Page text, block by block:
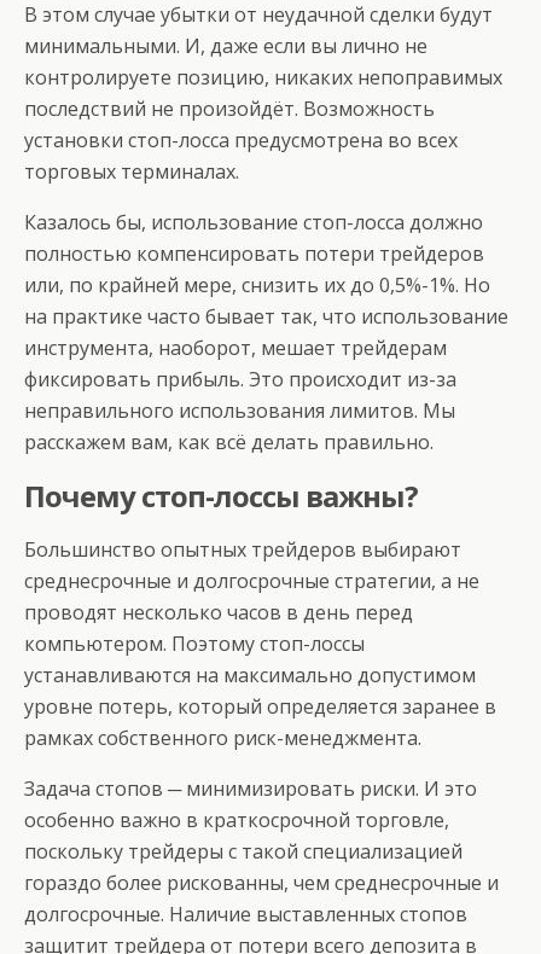
В этом случае убытки от неудачной сделки будут
минимальными. И, даже если вы лично не
контролируете позицию, никаких непоправимых
последствий не произойдёт. Возможность
установки стоп-лосса предусмотрена во всех
торговых терминалах.
Казалось бы, использование стоп-лосса должно
полностью компенсировать потери трейдеров
или, по крайней мере, снизить их до 0,5%-1%. Но
на практике часто бывает так, что использование
инструмента, наоборот, мешает трейдерам
фиксировать прибыль. Это происходит из-за
неправильного использования лимитов. Мы
расскажем вам, как всё делать правильно.
Почему стоп-лоссы важны?
Большинство опытных трейдеров выбирают
среднесрочные и долгосрочные стратегии, а не
проводят несколько часов в день перед
компьютером. Поэтому стоп-лоссы
устанавливаются на максимально допустимом
уровне потерь, который определяется заранее в
рамках собственного риск-менеджмента.
Задача стопов ─ минимизировать риски. И это
особенно важно в краткосрочной торговле,
поскольку трейдеры с такой специализацией
гораздо более рискованны, чем среднесрочные и
долгосрочные. Наличие выставленных стопов
защитит трейдера от потери всего депозита в